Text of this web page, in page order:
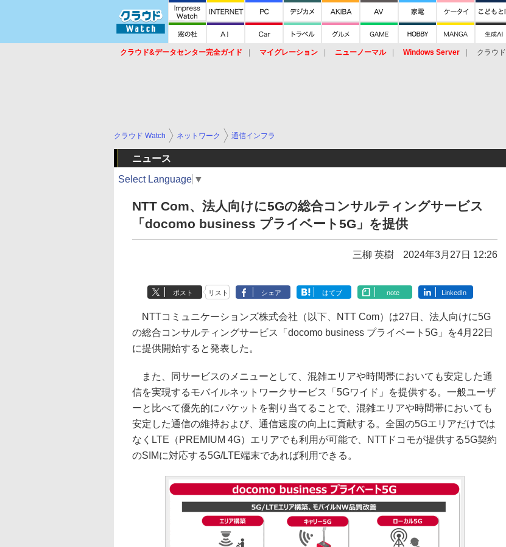
クラウド&データセンター完全ガイド マイグレーション ニューノーマル Windows Server クラウド
クラウド Watch ネットワーク 通信インフラ
ニュース
Select Language ▼
NTT Com、法人向けに5Gの総合コンサルティングサービス
「docomo business プライベート5G」を提供
三柳 英樹 2024年3月27日 12:26
ポスト リスト シェア はてブ note LinkedIn
NTTコミュニケーションズ株式会社（以下、NTT Com）は27日、法人向けに5G
の総合コンサルティングサービス「docomo business プライベート5G」を4月22日
に提供開始すると発表した。
また、同サービスのメニューとして、混雑エリアや時間帯においても安定した通
信を実現するモバイルネットワークサービス「5Gワイド」を提供する。一般ユーザ
ーと比べて優先的にパケットを割り当てることで、混雑エリアや時間帯においても
安定した通信の維持および、通信速度の向上に貢献する。全国の5Gエリアだけでは
なくLTE（PREMIUM 4G）エリアでも利用が可能で、NTTドコモが提供する5G契約
のSIMに対応する5G/LTE端末であれば利用できる。